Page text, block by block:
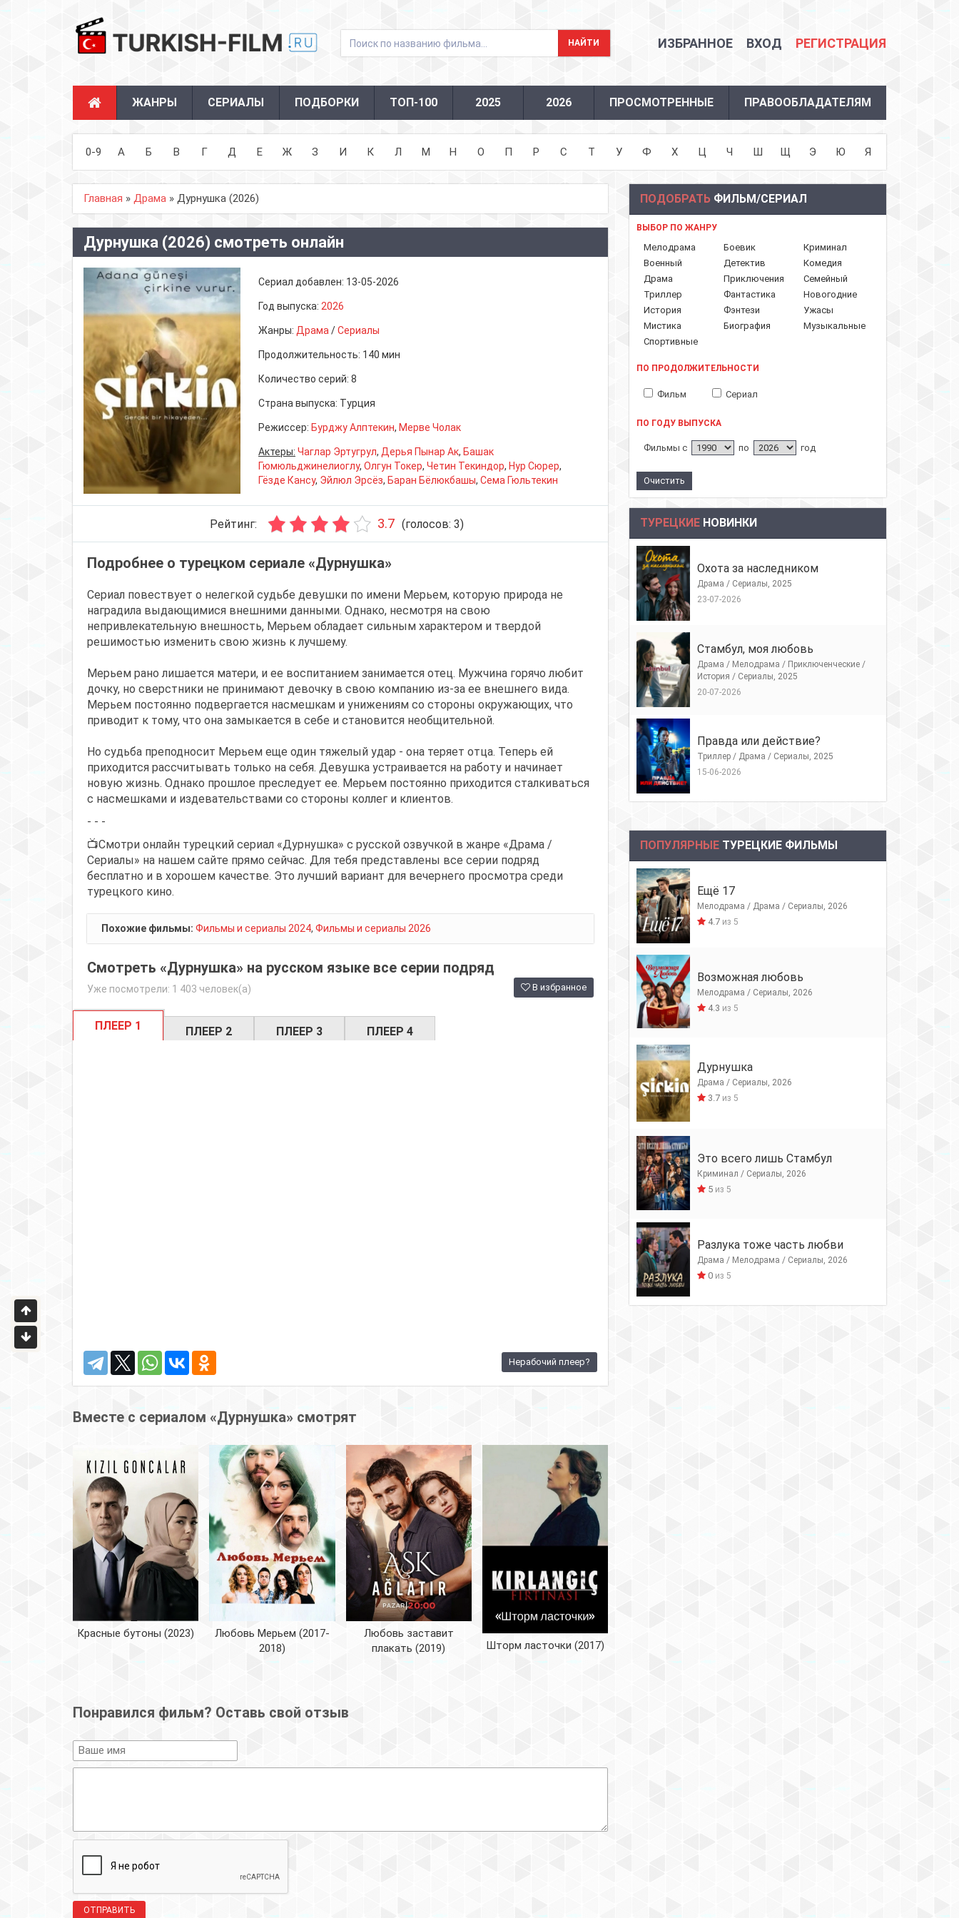
ИЗБРАННОЕ ВХОД РЕГИСТРАЦИЯ
ЖАНРЫ СЕРИАЛЫ ПОДБОРКИ ТОП-100 2025 2026 ПРОСМОТРЕННЫЕ ПРАВООБЛАДАТЕЛЯМ
0-9 А Б В Г Д Е Ж З И К Л М Н О П Р С Т У Ф Х Ц Ч Ш Щ Э Ю Я
Главная » Драма » Дурнушка (2026)
Дурнушка (2026) смотреть онлайн
Сериал добавлен: 13-05-2026
Год выпуска: 2026
Жанры: Драма /Сериалы
Продолжительность: 140 мин
Количество серий: 8
Страна выпуска: Турция
Режиссер: Бурджу Алптекин, Мерве Чолак
Актеры: Чаглар Эртугрул, Дерья Пынар Ак, Башак
Гюмюльджинелиоглу, Олгун Токер, Четин Текиндор, Нур Сюрер,
Гёзде Кансу, Эйлюл Эрсёз, Баран Бёлюкбашы, Сема Гюльтекин
Рейтинг: 3.7 (голосов: 3)
Подробнее о турецком сериале «Дурнушка»
Сериал повествует о нелегкой судьбе девушки по имени Мерьем, которую природа не
наградила выдающимися внешними данными. Однако, несмотря на свою
непривлекательную внешность, Мерьем обладает сильным характером и твердой
решимостью изменить свою жизнь к лучшему.
Мерьем рано лишается матери, и ее воспитанием занимается отец. Мужчина горячо любит
дочку, но сверстники не принимают девочку в свою компанию из-за ее внешнего вида.
Мерьем постоянно подвергается насмешкам и унижениям со стороны окружающих, что
приводит к тому, что она замыкается в себе и становится необщительной.
Но судьба преподносит Мерьем еще один тяжелый удар - она теряет отца. Теперь ей
приходится рассчитывать только на себя. Девушка устраивается на работу и начинает
новую жизнь. Однако прошлое преследует ее. Мерьем постоянно приходится сталкиваться
с насмешками и издевательствами со стороны коллег и клиентов.
- - -
📺Смотри онлайн турецкий сериал «Дурнушка» с русской озвучкой в жанре «Драма /
Сериалы» на нашем сайте прямо сейчас. Для тебя представлены все серии подряд
бесплатно и в хорошем качестве. Это лучший вариант для вечернего просмотра среди
турецкого кино.
Похожие фильмы: Фильмы и сериалы 2024, Фильмы и сериалы 2026
Смотреть «Дурнушка» на русском языке все серии подряд
Уже посмотрели: 1 403 человек(а) В избранное
ПЛЕЕР 1 ПЛЕЕР 2 ПЛЕЕР 3 ПЛЕЕР 4
Нерабочий плеер?
Вместе с сериалом «Дурнушка» смотрят
Красные бутоны (2023)
Любовь Мерьем (2017-
2018)
Любовь заставит
плакать (2019)
Шторм ласточки (2017)
Понравился фильм? Оставь свой отзыв
ОТПРАВИТЬ
ПОДОБРАТЬ ФИЛЬМ/СЕРИАЛ
ВЫБОР ПО ЖАНРУ
Мелодрама Боевик
Криминал
Военный
Детектив
Комедия
Драма
Приключения
Семейный
Триллер
Фантастика
Новогодние
История
Фэнтези
Ужасы
Мистика
Биография
Музыкальные
Спортивные
ПО ПРОДОЛЖИТЕЛЬНОСТИ
Фильм Сериал
ПО ГОДУ ВЫПУСКА
Фильмы с по год
ТУРЕЦКИЕ НОВИНКИ
Охота за наследником
Драма / Сериалы, 2025
23-07-2026
Стамбул, моя любовь
Драма / Мелодрама / Приключенческие /
История / Сериалы, 2025
20-07-2026
Правда или действие?
Триллер / Драма / Сериалы, 2025
15-06-2026
ПОПУЛЯРНЫЕ ТУРЕЦКИЕ ФИЛЬМЫ
Ещё 17
Мелодрама / Драма / Сериалы, 2026
4.7из 5
Возможная любовь
Мелодрама / Сериалы, 2026
4.3 из 5
Дурнушка
Драма / Сериалы, 2026
3.7из 5
Это всего лишь Стамбул
Криминал / Сериалы, 2026
5из 5
Разлука тоже часть любви
Драма / Мелодрама / Сериалы, 2026
0из 5